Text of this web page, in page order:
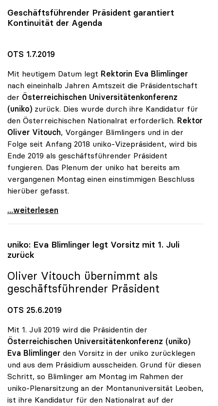
Geschäftsführender Präsident garantiert
Kontinuität der Agenda
OTS 1.7.2019
Mit heutigem Datum legt Rektorin Eva Blimlinger
nach eineinhalb Jahren Amtszeit die Präsidentschaft
der Österreichischen Universitätenkonferenz
(uniko) zurück. Dies wurde durch ihre Kandidatur für
den Österreichischen Nationalrat erforderlich. Rektor
Oliver Vitouch, Vorgänger Blimlingers und in der
Folge seit Anfang 2018 uniko-Vizepräsident, wird bis
Ende 2019 als geschäftsführender Präsident
fungieren. Das Plenum der uniko hat bereits am
vergangenen Montag einen einstimmigen Beschluss
hierüber gefasst.
uniko-Vorsitz: Vitouch folgt auf Blimlinger
...weiterlesen
uniko: Eva Blimlinger legt Vorsitz mit 1. Juli
zurück
Oliver Vitouch übernimmt als
geschäftsführender Präsident
OTS 25.6.2019
Mit 1. Juli 2019 wird die Präsidentin der
Österreichischen Universitätenkonferenz (uniko)
Eva Blimlinger den Vorsitz in der uniko zurücklegen
und aus dem Präsidium ausscheiden. Grund für diesen
Schritt, so Blimlinger am Montag im Rahmen der
uniko-Plenarsitzung an der Montanuniversität Leoben,
ist ihre Kandidatur für den Nationalrat auf der